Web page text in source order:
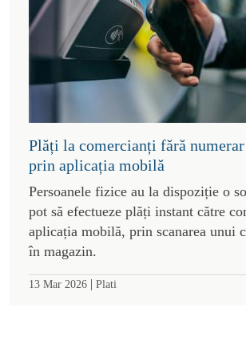
Plăți la comercianți fără numerar
prin aplicația mobilă
Persoanele fizice au la dispoziție o
pot să efectueze plăți instant către
aplicația mobilă, prin scanarea unui
în magazin.
13 Mar 2026 | Plati